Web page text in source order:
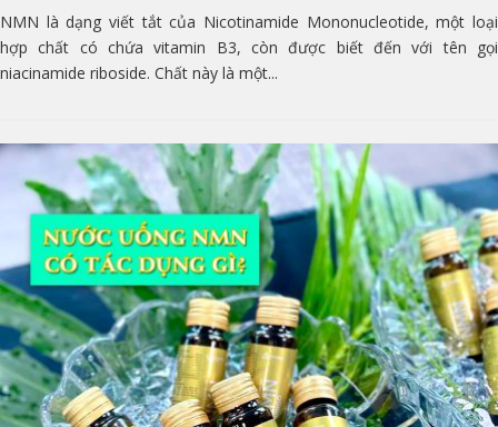
NMN là dạng viết tắt của Nicotinamide Mononucleotide, một loại
hợp chất có chứa vitamin B3, còn được biết đến với tên gọi
niacinamide riboside. Chất này là một...